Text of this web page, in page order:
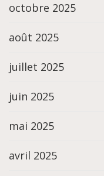
octobre 2025
août 2025
juillet 2025
juin 2025
mai 2025
avril 2025